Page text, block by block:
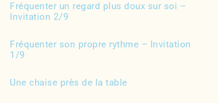
Fréquenter un regard plus doux sur soi –
Invitation 2/9
Fréquenter son propre rythme – Invitation
1/9
Une chaise près de la table